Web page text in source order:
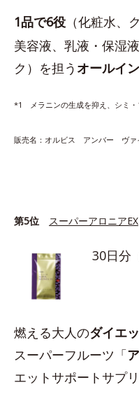
1品で6役 （化粧水、
美容液、乳液・保湿
ク）を担う オールイ
*1 メラニンの生成を抑え、シミ
販売名：オルビス アンバー ヴ
第5位 スーパーアロニアEX
30日分
燃える大人のダイエ
スーパーフルーツ「
エットサポートサプリ